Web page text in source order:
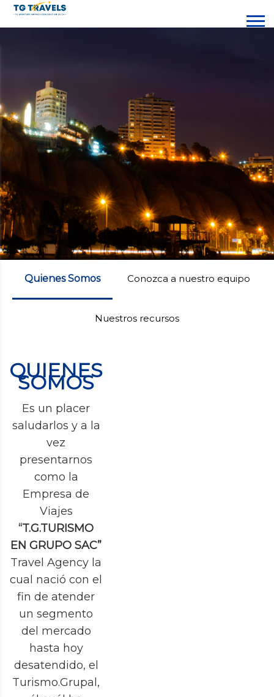
Quienes Somos Conozca a nuestro equipo
Nuestros recursos
QUIENES
SOMOS
Es un placer
saludarlos y a la
vez
presentarnos
como la
Empresa de
Viajes
“T.G.TURISMO
EN GRUPO SAC”
Travel Agency la
cual nació con el
fin de atender
un segmento
del mercado
hasta hoy
desatendido, el
Turismo.Grupal,